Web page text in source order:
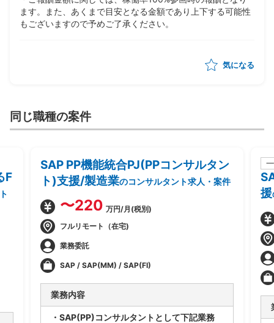
ます。また、あくまで目安となる金額であり上下する可能性
もございますので予めご了承ください。
気になる
同じ職種の案件
F
SAP PP機能統合PJ(PPコンサルタン
ト)支援/製造業のコンサルタント求人・案件
〜220 万円/月(税別)
フルリモート（在宅)
業務委託
SAP / SAP(MM) / SAP(FI)
業務内容
・SAP(PP)コンサルタントとして下記業務
援